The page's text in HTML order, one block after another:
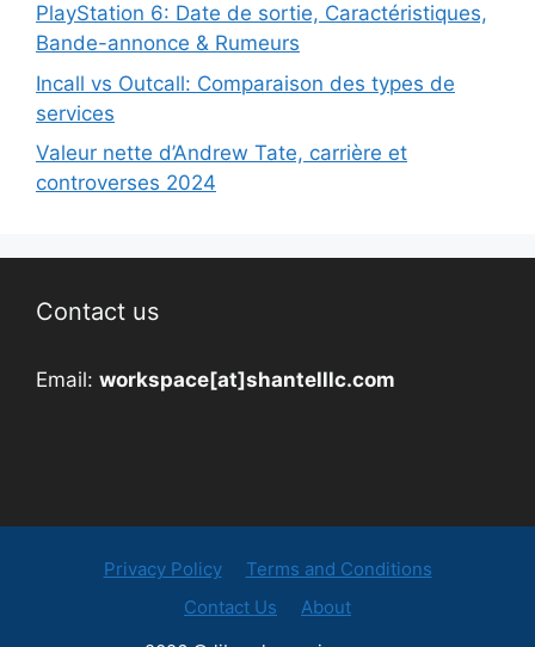
PlayStation 6: Date de sortie, Caractéristiques,
Bande-annonce & Rumeurs
Incall vs Outcall: Comparaison des types de
services
Valeur nette d’Andrew Tate, carrière et
controverses 2024
Contact us
Email: workspace[at]shantelllc.com
Privacy Policy
Terms and Conditions
Contact Us
About